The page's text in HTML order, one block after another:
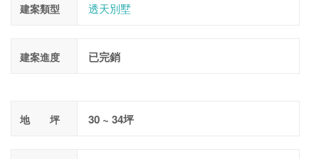
建案類型 透天別墅
建案進度 已完銷
地 坪 30 ~ 34坪